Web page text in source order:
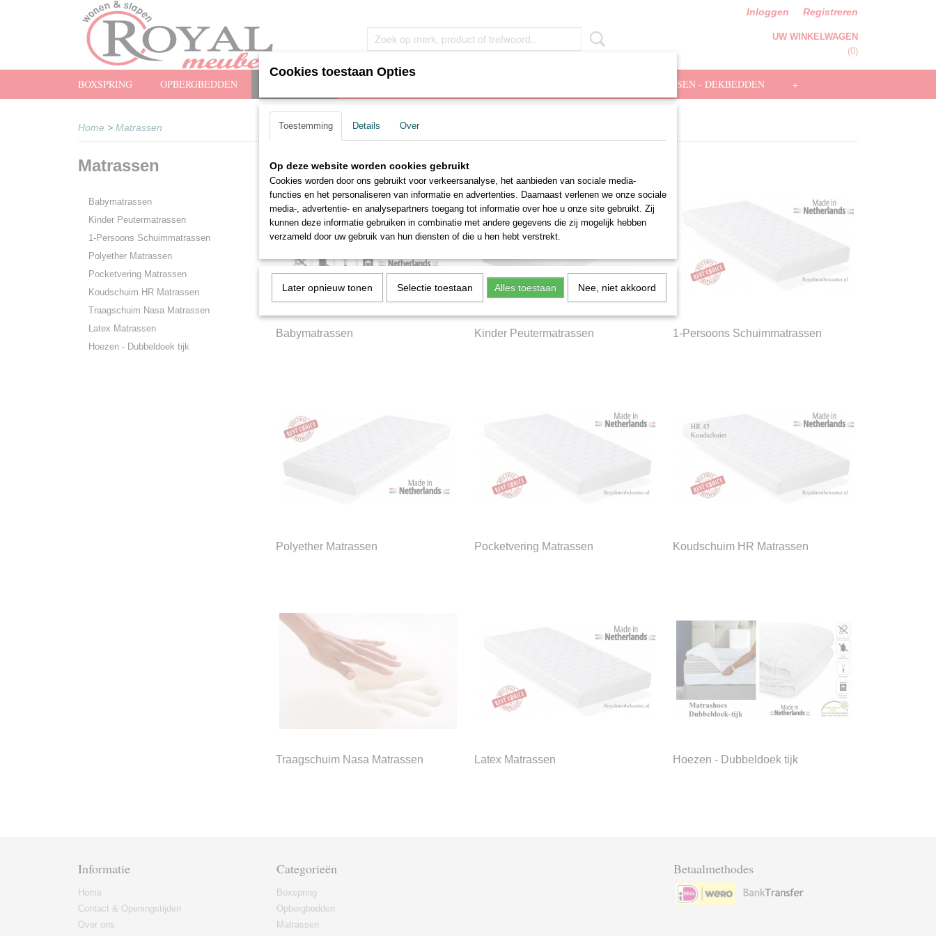
Inloggen Registreren
UW WINKELWAGEN
(0)
BOXSPRING OPBERGBEDDEN HOOFDKUSSEN - DEKBEDDEN +
Home > Matrassen
Matrassen
Babymatrassen
Kinder Peutermatrassen
1-Persoons Schuimmatrassen
Polyether Matrassen
Pocketvering Matrassen
Koudschuim HR Matrassen
Traagschuim Nasa Matrassen
Latex Matrassen
Hoezen - Dubbeldoek tijk
Babymatrassen Kinder Peutermatrassen 1-Persoons Schuimmatrassen
Polyether Matrassen Pocketvering Matrassen Koudschuim HR Matrassen
Traagschuim Nasa Matrassen Latex Matrassen Hoezen - Dubbeldoek tijk
Informatie
Home
Contact & Openingstijden
Over ons
Categorieën
Boxspring
Opbergbedden
Matrassen
Betaalmethodes
Cookies toestaan Opties
Toestemming Details Over
Op deze website worden cookies gebruikt
Cookies worden door ons gebruikt voor verkeersanalyse, het aanbieden van sociale media-
functies en het personaliseren van informatie en advertenties. Daarnaast verlenen we onze sociale
media-, advertentie- en analysepartners toegang tot informatie over hoe u onze site gebruikt. Zij
kunnen deze informatie gebruiken in combinatie met andere gegevens die zij mogelijk hebben
verzameld door uw gebruik van hun diensten of die u hen hebt verstrekt.
Later opnieuw tonen Selectie toestaan Alles toestaan Nee, niet akkoord